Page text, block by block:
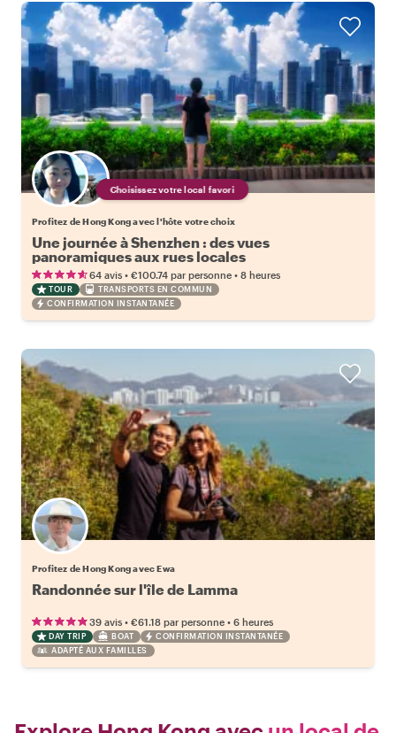
Choisissez votre local favori
Profitez de Hong Kong avec l'hôte votre choix
Une journée à Shenzhen : des vues
panoramiques aux rues locales
64 avis • €100.74 par personne • 8 heures
TOUR
TRANSPORTS EN COMMUN
CONFIRMATION INSTANTANÉE
Profitez de Hong Kong avec Ewa
Randonnée sur l'île de Lamma
39 avis • €61.18 par personne • 6 heures
DAY TRIP BOAT
CONFIRMATION INSTANTANÉE
ADAPTÉ AUX FAMILLES